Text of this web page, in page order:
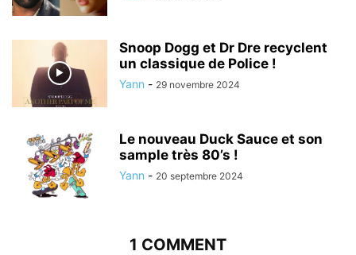
Snoop Dogg et Dr Dre recyclent
un classique de Police !
Yann - 29 novembre 2024
Le nouveau Duck Sauce et son
sample très 80’s !
Yann - 20 septembre 2024
1 COMMENT